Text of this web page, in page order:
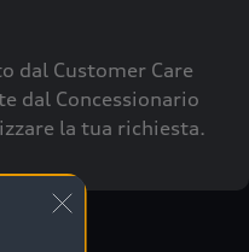
dal Customer Care
dal Concessionario
la tua richiesta.